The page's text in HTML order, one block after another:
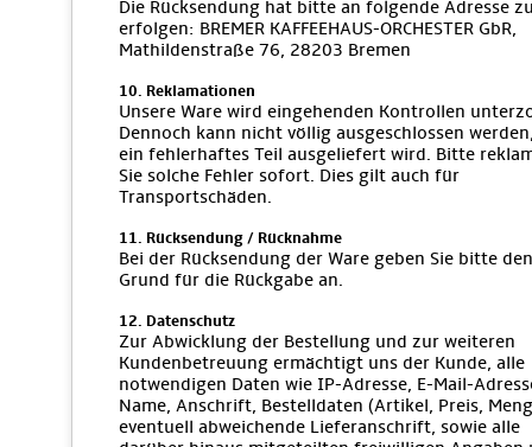
Die Rücksendung hat bitte an folgende Adresse
erfolgen: BREMER KAFFEEHAUS-ORCHESTER GbR,
Mathildenstraße 76, 28203 Bremen
10. Reklamationen
Unsere Ware wird eingehenden Kontrollen
Dennoch kann nicht völlig ausgeschlossen
ein fehlerhaftes Teil ausgeliefert wird. Bitte
Sie solche Fehler sofort. Dies gilt auch für
Transportschäden.
11. Rücksendung / Rücknahme
Bei der Rücksendung der Ware geben Sie bitte den
Grund für die Rückgabe an.
12. Datenschutz
Zur Abwicklung der Bestellung und zur weiteren
Kundenbetreuung ermächtigt uns der Kunde, alle
notwendigen Daten wie IP-Adresse, E-Mail-
Name, Anschrift, Bestelldaten (Artikel, Preis,
eventuell abweichende Lieferanschrift, sowie alle